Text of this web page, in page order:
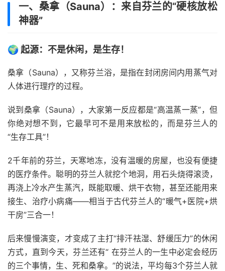
一、桑拿（Sauna）：来自芬兰的“硬核放松
神器”
🌍 起源：不是休闲，是生存！
桑拿（Sauna），又称芬兰浴，是指在封闭房间内用蒸气对
人体进行理疗的过程。
说到桑拿（Sauna），大家第一反应都是“高温蒸一蒸”，但
你绝对想不到，它最早可不是用来放松的，而是芬兰人的
“生存工具”！
2千年前的芬兰，天寒地冻，没有温暖的房屋，也没有便捷
的医疗条件。聪明的芬兰人就挖个地洞，用石头烧得滚烫，
再浇上冷水产生蒸汽，既能取暖、烘干衣物，甚至还能用来
接生、治疗小病痛——相当于古代芬兰人的“暖气+医院+烘
干房”三合一！
后来慢慢演变，才变成了主打“排汗祛湿、舒缓压力”的休闲
方式，直到今天，芬兰还有“ 在芬兰人的一生中必定会经历
的三个事情，生、死和桑拿。”的说法，平均每3个芬兰人就